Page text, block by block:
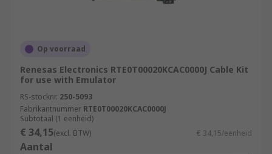
Op voorraad
Renesas Electronics RTE0T00020KCAC0000J Cable Kit
for use with Emulator
RS-stocknr. 250-5093
Fabrikantnummer RTE0T00020KCAC0000J
Subtotaal (1 eenheid)
€ 34,15(excl. BTW) € 34,15/eenheid
Aantal